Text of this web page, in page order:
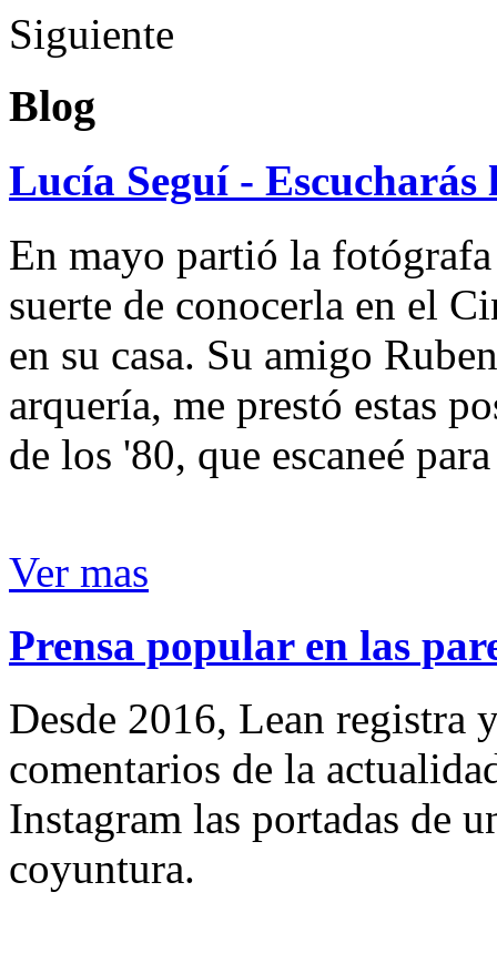
Siguiente
Blog
Lucía Seguí - Escucharás
En mayo partió la
suerte de conocerla en el
en su casa. Su amigo
arquería, me prestó estas
de los '80, que escaneé
Ver mas
Prensa popular en las
Desde 2016, Lean registra
comentarios de la
Instagram las portadas de
coyuntura.